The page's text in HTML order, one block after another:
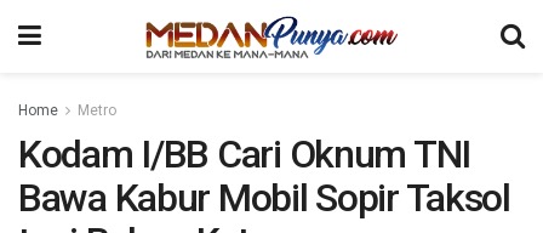
Home Metro
Kodam I/BB Cari Oknum TNI
Bawa Kabur Mobil Sopir Taksol